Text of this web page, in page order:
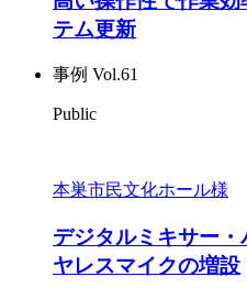
テム更新
事例 Vol.61
Public
本巣市民文化ホール様
デジタルミキサー
ヤレスマイクの増設